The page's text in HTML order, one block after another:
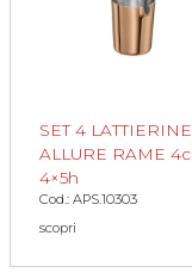
SET 4 LATTIERINE
ALLURE RAME 4cl
4×5h
Cod.: APS.10303
scopri